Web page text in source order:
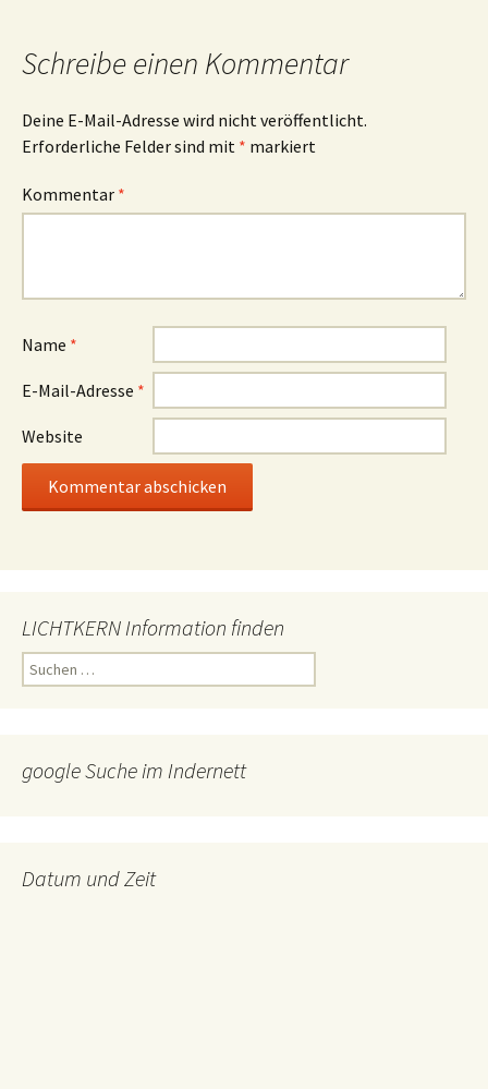
Schreibe einen Kommentar
Deine E-Mail-Adresse wird nicht veröffentlicht.
Erforderliche Felder sind mit * markiert
Kommentar *
Name *
E-Mail-Adresse *
Website
LICHTKERN Information finden
Suchen
nach:
google Suche im Indernett
Datum und Zeit